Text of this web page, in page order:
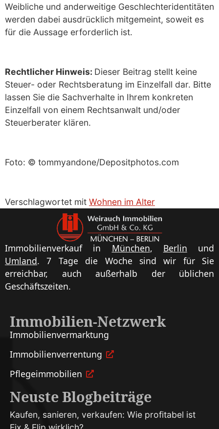
Weibliche und anderweitige Geschlechteridentitäten
werden dabei ausdrücklich mitgemeint, soweit es
für die Aussage erforderlich ist.
Rechtlicher Hinweis: Dieser Beitrag stellt keine
Steuer- oder Rechtsberatung im Einzelfall dar. Bitte
lassen Sie die Sachverhalte in Ihrem konkreten
Einzelfall von einem Rechtsanwalt und/oder
Steuerberater klären.
Foto: © tommyandone/Depositphotos.com
Verschlagwortet mit Wohnen im Alter
Immobilienverkauf in München, Berlin und
Umland. 7 Tage die Woche sind wir für Sie
erreichbar, auch außerhalb der üblichen
Geschäftszeiten.
Immobilien-Netzwerk
Immobilien­vermarktung
Immobilien­verrentung
Pflege­immobilien
Neuste Blogbeiträge
Kaufen, sanieren, verkaufen: Wie profitabel ist